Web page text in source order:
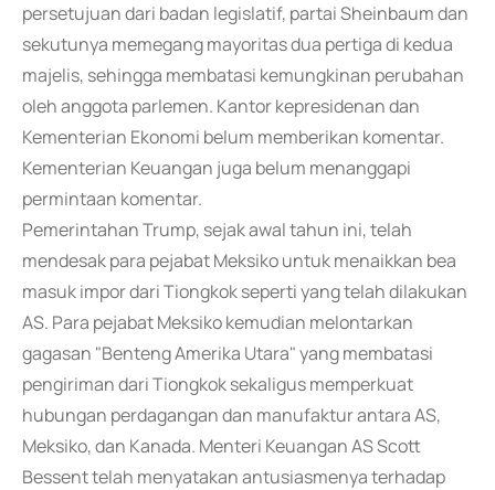
persetujuan dari badan legislatif, partai Sheinbaum dan
sekutunya memegang mayoritas dua pertiga di kedua
majelis, sehingga membatasi kemungkinan perubahan
oleh anggota parlemen. Kantor kepresidenan dan
Kementerian Ekonomi belum memberikan komentar.
Kementerian Keuangan juga belum menanggapi
permintaan komentar.
Pemerintahan Trump, sejak awal tahun ini, telah
mendesak para pejabat Meksiko untuk menaikkan bea
masuk impor dari Tiongkok seperti yang telah dilakukan
AS. Para pejabat Meksiko kemudian melontarkan
gagasan "Benteng Amerika Utara" yang membatasi
pengiriman dari Tiongkok sekaligus memperkuat
hubungan perdagangan dan manufaktur antara AS,
Meksiko, dan Kanada. Menteri Keuangan AS Scott
Bessent telah menyatakan antusiasmenya terhadap